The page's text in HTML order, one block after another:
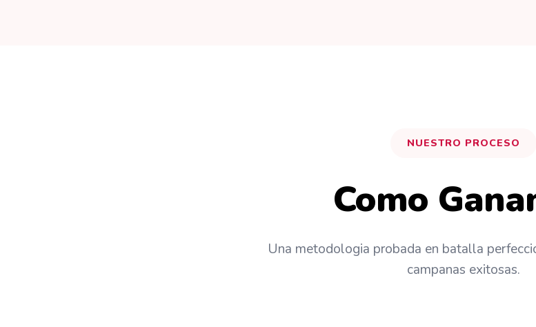
NUESTRO PROCESO
Como
Una metodologia probada en batalla
campanas exitosas.